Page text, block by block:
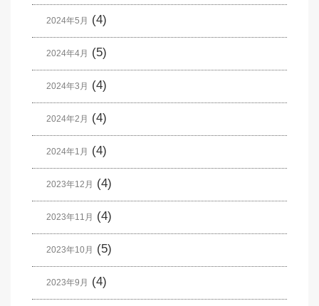
2024年5月 (4)
2024年4月 (5)
2024年3月 (4)
2024年2月 (4)
2024年1月 (4)
2023年12月 (4)
2023年11月 (4)
2023年10月 (5)
2023年9月 (4)